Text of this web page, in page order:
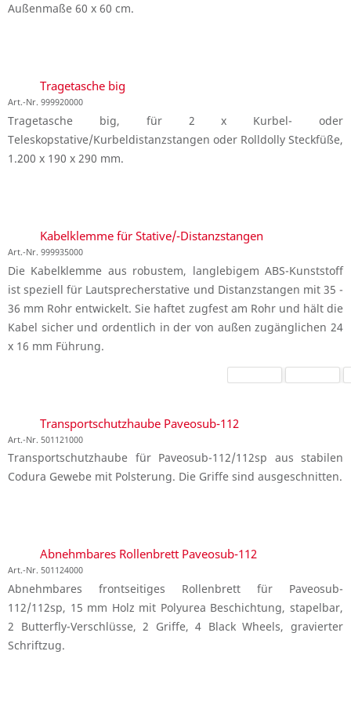
Außenmaße 60 x 60 cm.
Tragetasche big
Art.-Nr. 999920000
Tragetasche big, für 2 x Kurbel- oder
Teleskopstative/Kurbeldistanzstangen oder Rolldolly Steckfüße,
1.200 x 190 x 290 mm.
Kabelklemme für Stative/-Distanzstangen
Art.-Nr. 999935000
Die Kabelklemme aus robustem, langlebigem ABS-Kunststoff
ist speziell für Lautsprecherstative und Distanzstangen mit 35 -
36 mm Rohr entwickelt. Sie haftet zugfest am Rohr und hält die
Kabel sicher und ordentlich in der von außen zugänglichen 24
x 16 mm Führung.
Transportschutzhaube Paveosub-112
Art.-Nr. 501121000
Transportschutzhaube für Paveosub-112/112sp aus stabilen
Codura Gewebe mit Polsterung. Die Griffe sind ausgeschnitten.
Abnehmbares Rollenbrett Paveosub-112
Art.-Nr. 501124000
Abnehmbares frontseitiges Rollenbrett für Paveosub-
112/112sp, 15 mm Holz mit Polyurea Beschichtung, stapelbar,
2 Butterfly-Verschlüsse, 2 Griffe, 4 Black Wheels, gravierter
Schriftzug.